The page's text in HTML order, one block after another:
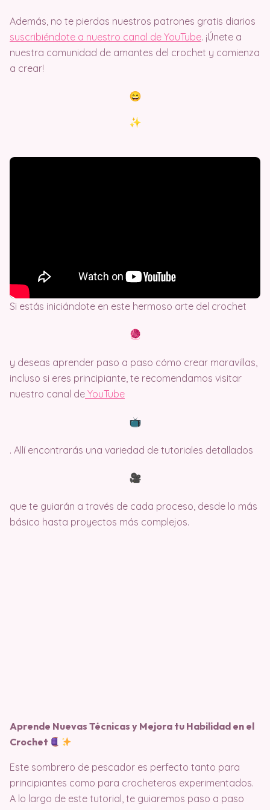
Además, no te pierdas nuestros patrones gratis diarios
suscribiéndote a nuestro canal de YouTube. ¡Únete a
nuestra comunidad de amantes del crochet y comienza
a crear!
Si estás iniciándote en este hermoso arte del crochet
y deseas aprender paso a paso cómo crear maravillas,
incluso si eres principiante, te recomendamos visitar
nuestro canal de YouTube
. Allí encontrarás una variedad de tutoriales detallados
que te guiarán a través de cada proceso, desde lo más
básico hasta proyectos más complejos.
Aprende Nuevas Técnicas y Mejora tu Habilidad en el
Crochet
Este sombrero de pescador es perfecto tanto para
principiantes como para crocheteros experimentados.
A lo largo de este tutorial, te guiaremos paso a paso